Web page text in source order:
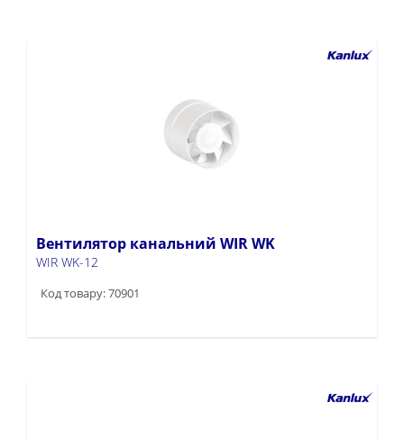
Вентилятор канальний WIR WK
WIR WK-12
Код товару: 70901